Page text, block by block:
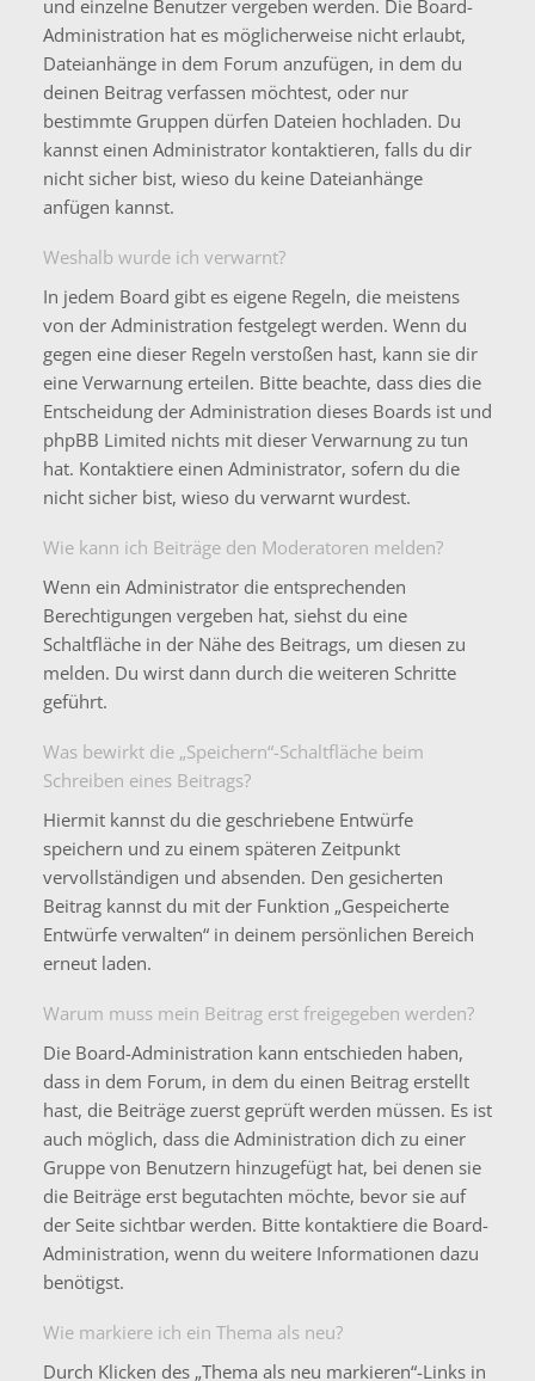
und einzelne Benutzer vergeben werden. Die Board-
Administration hat es möglicherweise nicht erlaubt,
Dateianhänge in dem Forum anzufügen, in dem du
deinen Beitrag verfassen möchtest, oder nur
bestimmte Gruppen dürfen Dateien hochladen. Du
kannst einen Administrator kontaktieren, falls du dir
nicht sicher bist, wieso du keine Dateianhänge
anfügen kannst.
Weshalb wurde ich verwarnt?
In jedem Board gibt es eigene Regeln, die meistens
von der Administration festgelegt werden. Wenn du
gegen eine dieser Regeln verstoßen hast, kann sie dir
eine Verwarnung erteilen. Bitte beachte, dass dies die
Entscheidung der Administration dieses Boards ist und
phpBB Limited nichts mit dieser Verwarnung zu tun
hat. Kontaktiere einen Administrator, sofern du die
nicht sicher bist, wieso du verwarnt wurdest.
Wie kann ich Beiträge den Moderatoren melden?
Wenn ein Administrator die entsprechenden
Berechtigungen vergeben hat, siehst du eine
Schaltfläche in der Nähe des Beitrags, um diesen zu
melden. Du wirst dann durch die weiteren Schritte
geführt.
Was bewirkt die „Speichern“-Schaltfläche beim
Schreiben eines Beitrags?
Hiermit kannst du die geschriebene Entwürfe
speichern und zu einem späteren Zeitpunkt
vervollständigen und absenden. Den gesicherten
Beitrag kannst du mit der Funktion „Gespeicherte
Entwürfe verwalten“ in deinem persönlichen Bereich
erneut laden.
Warum muss mein Beitrag erst freigegeben werden?
Die Board-Administration kann entschieden haben,
dass in dem Forum, in dem du einen Beitrag erstellt
hast, die Beiträge zuerst geprüft werden müssen. Es ist
auch möglich, dass die Administration dich zu einer
Gruppe von Benutzern hinzugefügt hat, bei denen sie
die Beiträge erst begutachten möchte, bevor sie auf
der Seite sichtbar werden. Bitte kontaktiere die Board-
Administration, wenn du weitere Informationen dazu
benötigst.
Wie markiere ich ein Thema als neu?
Durch Klicken des „Thema als neu markieren“-Links in